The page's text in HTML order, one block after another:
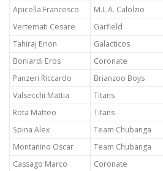
Apicella Francesco
M.L.A. Calolzio
Vertemati Cesare
Garfield
Tahiraj Erion
Galacticos
Boniardi Eros
Coronate
Panzeri Riccardo
Brianzoo Boys
Valsecchi Mattia
Titans
Rota Matteo
Titans
Spina Alex
Team Chubanga
Montanino Oscar
Team Chubanga
Cassago Marco
Coronate